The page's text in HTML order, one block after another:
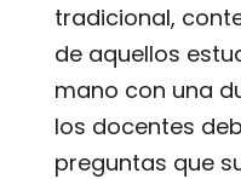
tradicional,
de aquellos
mano con una
los docentes
preguntas que